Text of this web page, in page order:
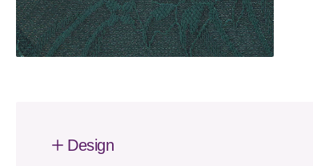
Design